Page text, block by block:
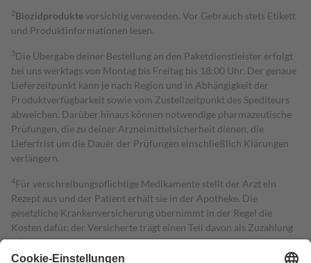
2Biozidproduktevorsichtig verwenden. Vor Gebrauch stets Etikett
und Produktinformationen lesen.
3Die Übergabe deiner Bestellung an den Paketdienstleister erfolgt
bei uns werktags von Montag bis Freitag bis 18:00 Uhr. Der genaue
Lieferzeitpunkt kann je nach Region und in Abhängigkeit der
Produktverfügbarkeit sowie vom Zustellzeitpunkt des Spediteurs
abweichen. Darüber hinaus können notwendige pharmazeutische
Prüfungen, die zu deiner Arzneimittelsicherheit dienen, die
Lieferfrist um die Dauer der Prüfungen einschließlich Klärungen
verlängern.
4Für verschreibungspflichtige Medikamente stellt der Arzt ein
Rezept aus und der Patient erhält sie in der Apotheke. Die
gesetzliche Krankenversicherung übernimmt in der Regel die
Kosten dafür, der Versicherte trägt einen Teil davon als Zuzahlung
mit.
Grundsätzlich leisten Mitglieder Zuzahlungen in Höhe von zehn